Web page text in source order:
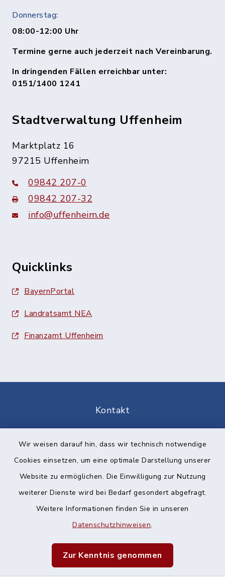
Wir weisen darauf hin, dass wir technisch notwendige
Cookies einsetzen, um eine optimale Darstellung unserer
Website zu ermöglichen. Die Einwilligung zur Nutzung
weiterer Dienste wird bei Bedarf gesondert abgefragt.
Weitere Informationen finden Sie in unseren
Datenschutzhinweisen.
Zur Kenntnis genommen
Donnerstag:
08:00-12:00 Uhr
Termine gerne auch jederzeit nach Vereinbarung.
In dringenden Fällen erreichbar unter:
0151/1400 1241
Stadtverwaltung Uffenheim
Marktplatz 16
97215 Uffenheim
09842 207-0
09842 207-32
info@uffenheim.de
Quicklinks
BayernPortal
Landratsamt NEA
Finanzamt Uffenheim
Kontakt
Datenschutz
Impressum
Sitemap
Cookie-Einstellungen